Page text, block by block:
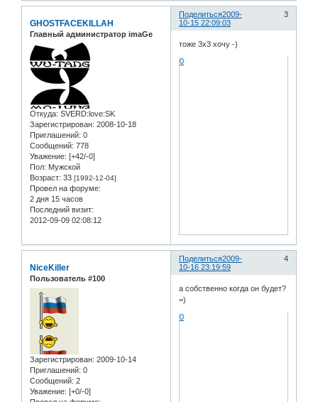
Поделиться 3
2009-
10-15 22:09:03
GHOSTFACEKILLAH
Главный администратор imaGe
Откуда: SVERD:love:SK
Зарегистрирован: 2008-10-18
Приглашений: 0
Сообщений: 778
Уважение: [+42/-0]
Пол: Мужской
Возраст: 33 [1992-12-04]
Провел на форуме:
2 дня 15 часов
Последний визит:
2012-09-09 02:08:12
тоже 3х3 хочу -)
0
Поделиться 4
2009-
10-16 23:19:59
NiceKiller
Пользователь #100
Зарегистрирован: 2009-10-14
Приглашений: 0
Сообщений: 2
Уважение: [+0/-0]
а собственно когда он будет?
=)
0